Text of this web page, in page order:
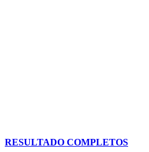
RESULTADO COMPLETOS